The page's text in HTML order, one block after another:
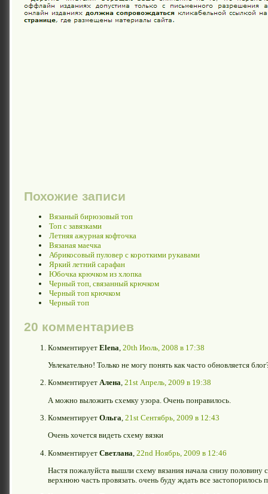
Похожие записи
Вязаный бирюзовый топ
Топ с завязками
Летняя ажурная кофточка
Вязаная маечка
Абрикосовый пуловер с короткими рукавами
Яркий летний сарафан
Юбочка крючком из хлопка
Черный топ, связанный крючком
Черный топ крючком
Черный топ
20 комментариев
Комментирует Elena 20th Июль, 2008 в 17:38
Увлекательно! Только не могу понять как часто обновляется
Комментирует Алена, 21st Апрель, 2009 в 19:38
А можно выложить схемку узора. Очень понравилось.
Комментирует Ольга 21st Сентябрь, 2009 в 12:43
Очень хочется видеть схему вязки
Комментирует Светлана 22nd Ноябрь, 2009 в 12:46
Настя пожалуйста вышли схему вязания начала снизу половину
верхнюю часть провязать. очень буду ждать все застопорилось